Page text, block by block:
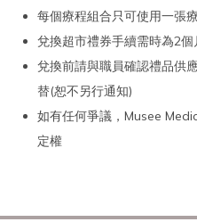
每個療程組合只可使用一張
兌換超市禮券手續需時為2個
兌換前請與職員確認禮品供
替(恕不另行通知)
如有任何爭議，Musee
定權